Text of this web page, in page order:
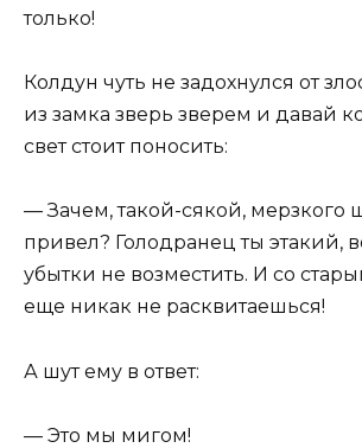
только!
Колдун чуть не задохнулся от
из замка зверь зверем и давай
свет стоит поносить:
— Зачем, такой-сякой, мерзкого
привел? Голодранец ты этакий,
убытки не возместить. И со
еще никак не расквитаешься!
А шут ему в ответ:
— Это мы мигом!